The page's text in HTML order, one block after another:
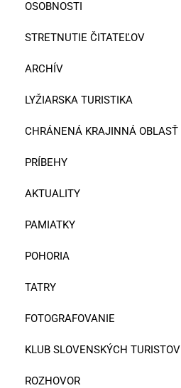
OSOBNOSTI
STRETNUTIE ČITATEĽOV
ARCHÍV
LYŽIARSKA TURISTIKA
CHRÁNENÁ KRAJINNÁ OBLASŤ
PRÍBEHY
AKTUALITY
PAMIATKY
POHORIA
TATRY
FOTOGRAFOVANIE
KLUB SLOVENSKÝCH TURISTOV
ROZHOVOR